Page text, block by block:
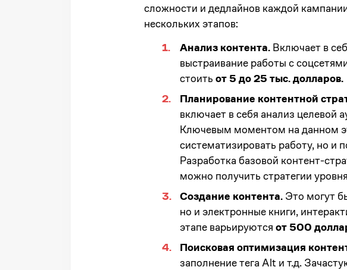
сложности и дедлайнов каждой
нескольких этапов:
Анализ контента. Включает в
выстраивание работы с
стоить от 5 до 25 тыс. долларов.
Планирование контентной
включает в себя анализ целевой
Ключевым моментом на данном
систематизировать работу, но и
Разработка базовой контент-
можно получить стратегии
Создание контента. Это могут
но и электронные книги,
этапе варьируются от 500
Поисковая оптимизация
заполнение тега Alt и т.д.